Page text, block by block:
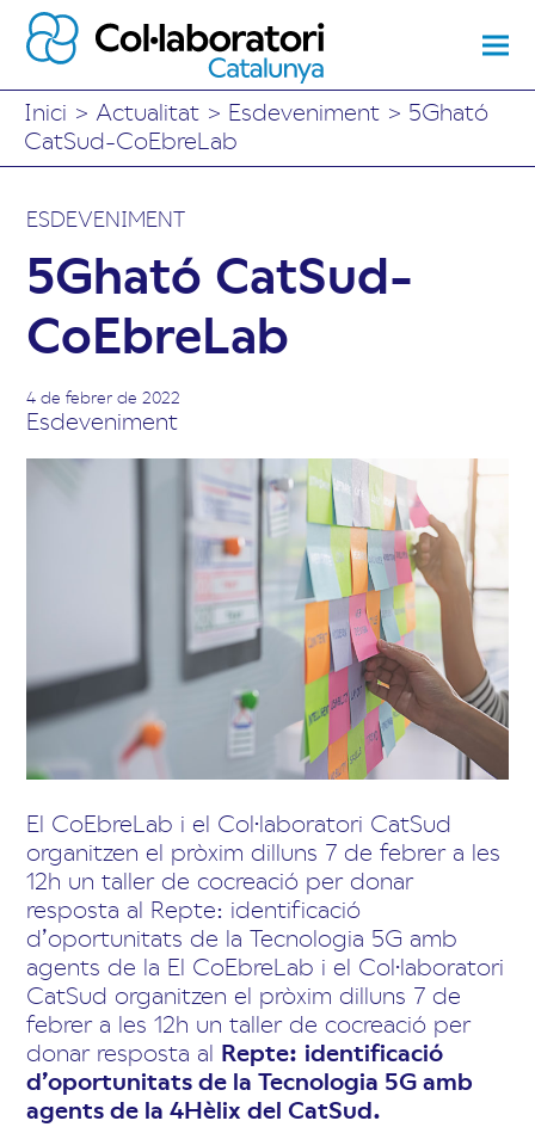
Inici > Actualitat > Esdeveniment > 5Gható
CatSud-CoEbreLab
ESDEVENIMENT
5Gható CatSud-
CoEbreLab
4 de febrer de 2022
Esdeveniment
El CoEbreLab i el Col·laboratori CatSud
organitzen el pròxim dilluns 7 de febrer a les
12h un taller de cocreació per donar
resposta al Repte: identificació
d’oportunitats de la Tecnologia 5G amb
agents de la El CoEbreLab i el Col·laboratori
CatSud organitzen el pròxim dilluns 7 de
febrer a les 12h un taller de cocreació per
donar resposta al Repte: identificació
d’oportunitats de la Tecnologia 5G amb
agents de la 4Hèlix del CatSud.